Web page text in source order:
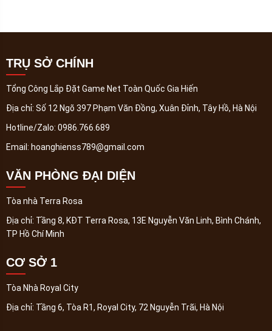
TRỤ SỞ CHÍNH
Tổng Công Lắp Đặt Game Net Toàn Quốc Gia Hiến
Địa chỉ: Số 12 Ngõ 397 Phạm Văn Đồng, Xuân Đỉnh, Tây Hồ, Hà Nội
Hotline/Zalo: 0986.766.689
Email: hoanghienss789@gmail.com
VĂN PHÒNG ĐẠI DIỆN
Tòa nhà Terra Rosa
Địa chỉ: Tầng 8, KĐT Terra Rosa, 13E Nguyễn Văn Linh, Bình Chánh,
TP Hồ Chí Minh
CƠ SỞ 1
Tòa Nhà Royal City
Địa chỉ: Tầng 6, Tòa R1, Royal City, 72 Nguyễn Trãi, Hà Nội